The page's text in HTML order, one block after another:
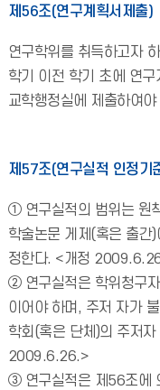
제56조(연구계획서제출)
연구학위를 취득하고자
학기 이전 학기 초에 연
교학행정실에 제출하여
제57조(연구실적 인정기
① 연구실적의 범위는 원
학술논문 게제(혹은 출간
정한다. <개정
② 연구실적은 학위청구
이어야 하며, 주저 자가
학회(혹은 단체)의 주저
2009.6.26.>
③ 연구실적은 제56조에